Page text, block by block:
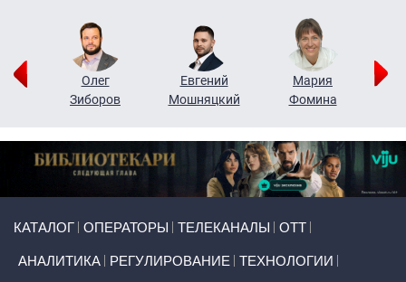
Олег
Зиборов
Евгений
Мошняцкий
Мария
Фомина
КАТАЛОГ ОПЕРАТОРЫ ТЕЛЕКАНАЛЫ ОТТ
АНАЛИТИКА РЕГУЛИРОВАНИЕ ТЕХНОЛОГИИ